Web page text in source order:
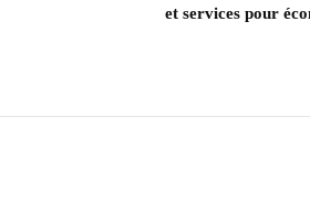
et services pour